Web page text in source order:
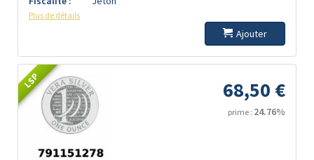
Plus de détails
Ajouter
LSP 68,50 €
prime : 24.76%